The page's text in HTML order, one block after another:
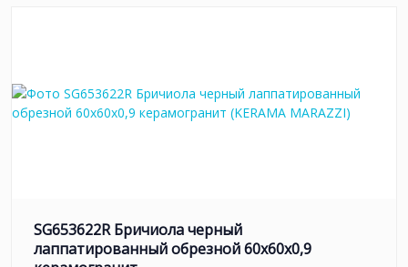
SG653622R Бричиола черный
лаппатированный обрезной 60x60x0,9